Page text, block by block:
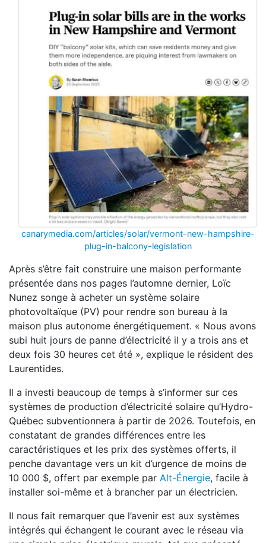
canarymedia.com/articles/solar/vermont-new-hampshire-
plug-in-balcony-legislation
Après s’être fait construire une maison performante
présentée dans nos pages l’automne dernier, Loïc
Nunez songe à acheter un système solaire
photovoltaïque (PV) pour rendre son bureau à la
maison plus autonome énergétiquement. « Nous avons
subi huit jours de panne d’électricité il y a trois ans et
deux fois 30 heures cet été », explique le résident des
Laurentides.
Il a investi beaucoup de temps à s’informer sur ces
systèmes de production d’électricité solaire qu’Hydro-
Québec subventionnera à partir de 2026. Toutefois, en
constatant de grandes différences entre les
caractéristiques et les prix des systèmes offerts, il
penche davantage vers un kit d’urgence de moins de
10 000 $, offert par exemple par Alt-Énergie, facile à
installer soi-même et à brancher par un électricien.
Il nous fait remarquer que l’avenir est aux systèmes
intégrés qui échangent le courant avec le réseau via